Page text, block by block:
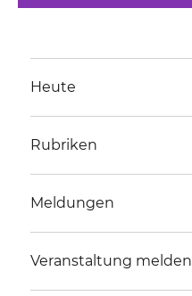
Heute
Rubriken
Meldungen
Veranstaltung melden